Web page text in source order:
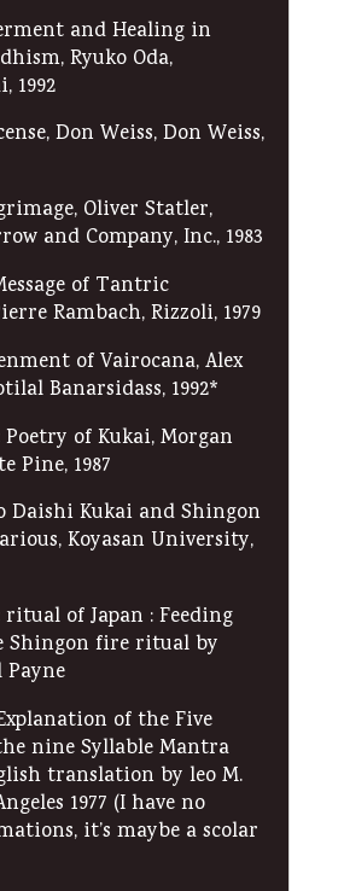
and Healing in
Ryuko Oda,
1992
Don Weiss, Don Weiss,
Oliver Statler,
and Company, Inc., 1983
of Tantric
Rambach, Rizzoli, 1979
of Vairocana, Alex
Banarsidass, 1992*
of Kukai, Morgan
Pine, 1987
Daishi Kukai and Shingon
Koyasan University,
of Japan : Feeding
Shingon fire ritual by
of the Five
nine Syllable Mantra
translation by leo M.
1977 (I have no
it’s maybe a scolar